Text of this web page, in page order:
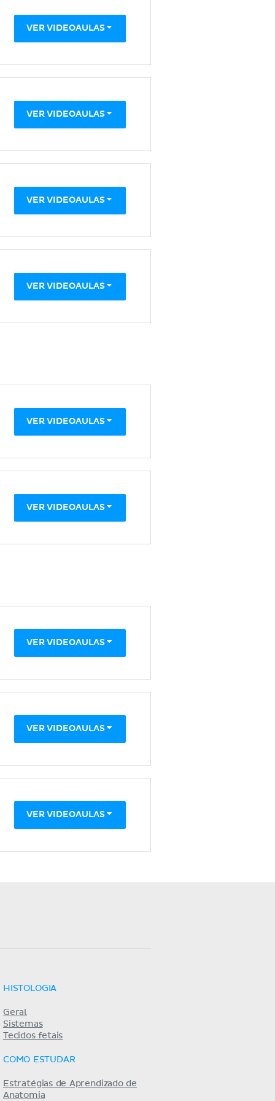
VER VIDEOAULAS
VER VIDEOAULAS
VER VIDEOAULAS
VER VIDEOAULAS
VER VIDEOAULAS
VER VIDEOAULAS
VER VIDEOAULAS
VER VIDEOAULAS
VER VIDEOAULAS
HISTOLOGIA
Geral
Sistemas
Tecidos fetais
COMO ESTUDAR
Estratégias de Aprendizado de
Anatomia